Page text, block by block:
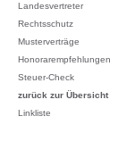
Landesvertreter
Rechtsschutz
Musterverträge
Honorarempfehlungen
Steuer-Check
zurück zur Übersicht
Linkliste